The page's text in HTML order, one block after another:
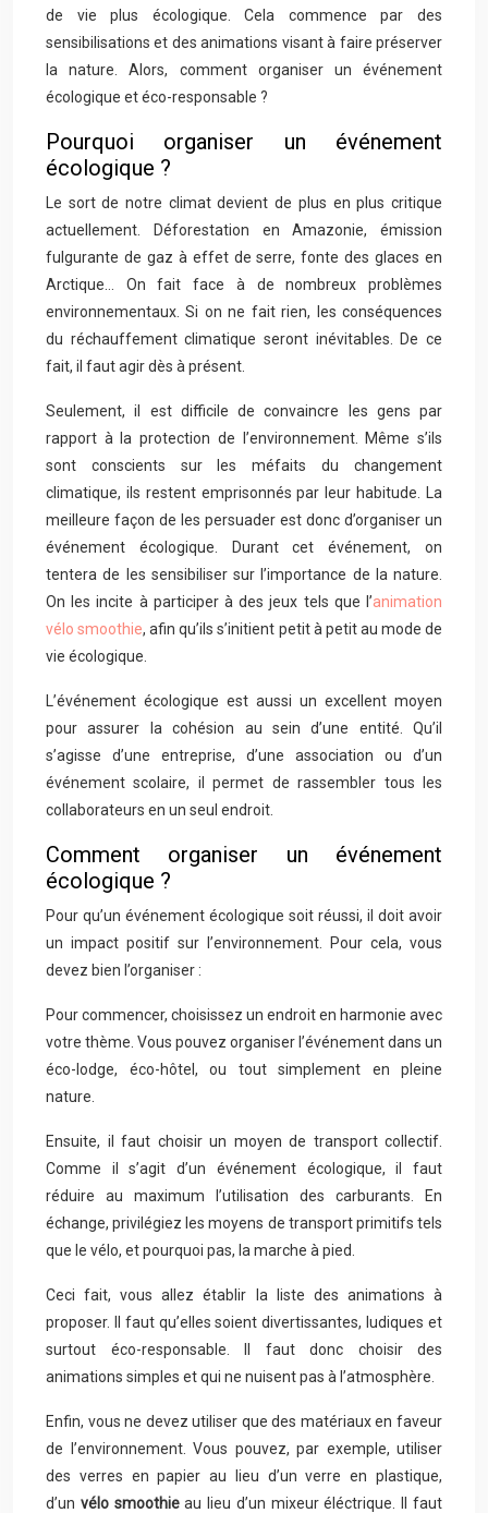
de vie plus écologique. Cela commence par des
sensibilisations et des animations visant à faire préserver
la nature. Alors, comment organiser un événement
écologique et éco-responsable ?
Pourquoi organiser un événement
écologique ?
Le sort de notre climat devient de plus en plus critique
actuellement. Déforestation en Amazonie, émission
fulgurante de gaz à effet de serre, fonte des glaces en
Arctique… On fait face à de nombreux problèmes
environnementaux. Si on ne fait rien, les conséquences
du réchauffement climatique seront inévitables. De ce
fait, il faut agir dès à présent.
Seulement, il est difficile de convaincre les gens par
rapport à la protection de l’environnement. Même s’ils
sont conscients sur les méfaits du changement
climatique, ils restent emprisonnés par leur habitude. La
meilleure façon de les persuader est donc d’organiser un
événement écologique. Durant cet événement, on
tentera de les sensibiliser sur l’importance de la nature.
On les incite à participer à des jeux tels que l’animation
vélo smoothie, afin qu’ils s’initient petit à petit au mode de
vie écologique.
L’événement écologique est aussi un excellent moyen
pour assurer la cohésion au sein d’une entité. Qu’il
s’agisse d’une entreprise, d’une association ou d’un
événement scolaire, il permet de rassembler tous les
collaborateurs en un seul endroit.
Comment organiser un événement
écologique ?
Pour qu’un événement écologique soit réussi, il doit avoir
un impact positif sur l’environnement. Pour cela, vous
devez bien l’organiser :
Pour commencer, choisissez un endroit en harmonie avec
votre thème. Vous pouvez organiser l’événement dans un
éco-lodge, éco-hôtel, ou tout simplement en pleine
nature.
Ensuite, il faut choisir un moyen de transport collectif.
Comme il s’agit d’un événement écologique, il faut
réduire au maximum l’utilisation des carburants. En
échange, privilégiez les moyens de transport primitifs tels
que le vélo, et pourquoi pas, la marche à pied.
Ceci fait, vous allez établir la liste des animations à
proposer. Il faut qu’elles soient divertissantes, ludiques et
surtout éco-responsable. Il faut donc choisir des
animations simples et qui ne nuisent pas à l’atmosphère.
Enfin, vous ne devez utiliser que des matériaux en faveur
de l’environnement. Vous pouvez, par exemple, utiliser
des verres en papier au lieu d’un verre en plastique,
d’un vélo smoothieau lieu d’un mixeur éléctrique. Il faut